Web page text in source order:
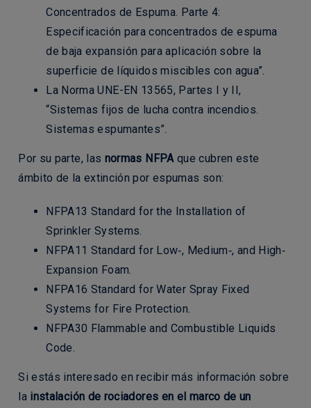
Concentrados de Espuma. Parte 4:
Especificación para concentrados de espuma
de baja expansión para aplicación sobre la
superficie de líquidos miscibles con agua”.
La Norma UNE-EN 13565, Partes I y II,
“Sistemas fijos de lucha contra incendios.
Sistemas espumantes”.
Por su parte, las normas NFPA que cubren este
ámbito de la extinción por espumas son:
NFPA13 Standard for the Installation of
Sprinkler Systems.
NFPA11 Standard for Low‐, Medium‐, and High‐
Expansion Foam.
NFPA16 Standard for Water Spray Fixed
Systems for Fire Protection.
NFPA30 Flammable and Combustible Liquids
Code.
Si estás interesado en recibir más información sobre
la instalación de rociadores en el marco de un